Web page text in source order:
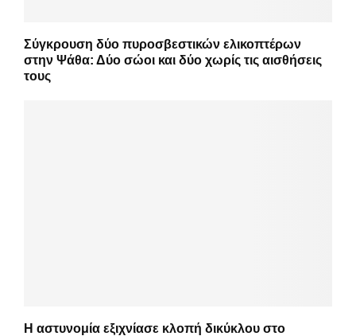
Σύγκρουση δύο πυροσβεστικών ελικοπτέρων
στην Ψάθα: Δύο σώοι και δύο χωρίς τις αισθήσεις
τους
Η αστυνομία εξιχνίασε κλοπή δικύκλου στο